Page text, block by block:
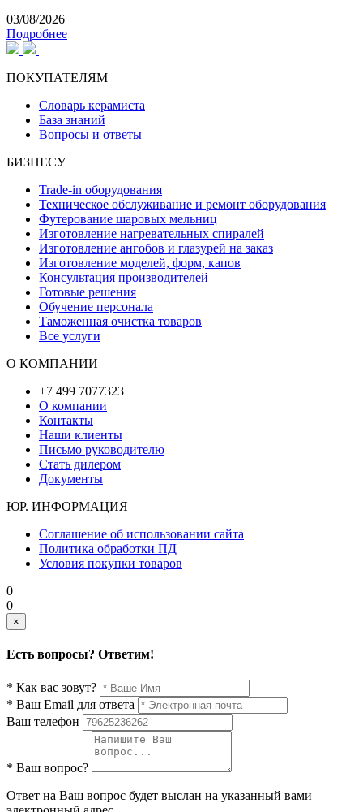
03/08/2026
Подробнее
ПОКУПАТЕЛЯМ
Словарь керамиста
База знаний
Вопросы и ответы
БИЗНЕСУ
Trade-in оборудования
Техническое обслуживание и ремонт оборудования
Футерование шаровых мельниц
Изготовление нагревательных спиралей
Изготовление ангобов и глазурей на заказ
Изготовление моделей, форм, капов
Консультация производителей
Готовые решения
Обучение персонала
Таможенная очистка товаров
Все услуги
О КОМПАНИИ
+7 499 7077323
О компании
Контакты
Наши клиенты
Письмо руководителю
Стать дилером
Документы
ЮР. ИНФОРМАЦИЯ
Соглашение об использовании сайта
Политика обработки ПД
Условия покупки товаров
0
0
×
Есть вопросы? Ответим!
* Как вас зовут?
* Ваш Email для ответа
Ваш телефон
* Ваш вопрос?
Ответ на Ваш вопрос будет выслан на указанный вами